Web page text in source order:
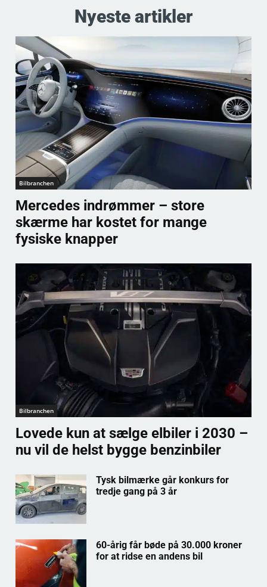
Nyeste artikler
Bilbranchen
Mercedes indrømmer – store
skærme har kostet for mange
fysiske knapper
Bilbranchen
Lovede kun at sælge elbiler i 2030 –
nu vil de helst bygge benzinbiler
Tysk bilmærke går konkurs for
tredje gang på 3 år
60-årig får bøde på 30.000 kroner
for at ridse en andens bil